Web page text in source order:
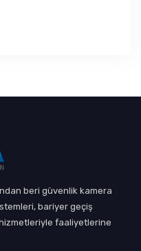
beri güvenlik kamera
bariyer geçiş
faaliyetlerine